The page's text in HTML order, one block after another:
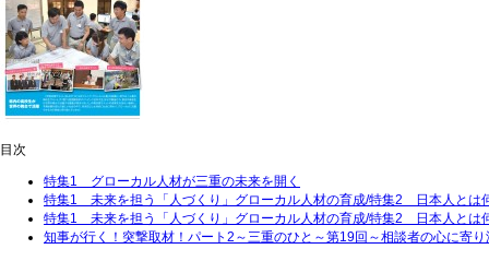
目次
特集1 グローカル人材が三重の未来を開く
特集1 未来を担う「人づくり」グローカル人材の育成/特集2 日本人と
特集1 未来を担う「人づくり」グローカル人材の育成/特集2 日本人と
知事が行く！突撃取材！パート2～三重のひと～第19回～相談者の心に寄